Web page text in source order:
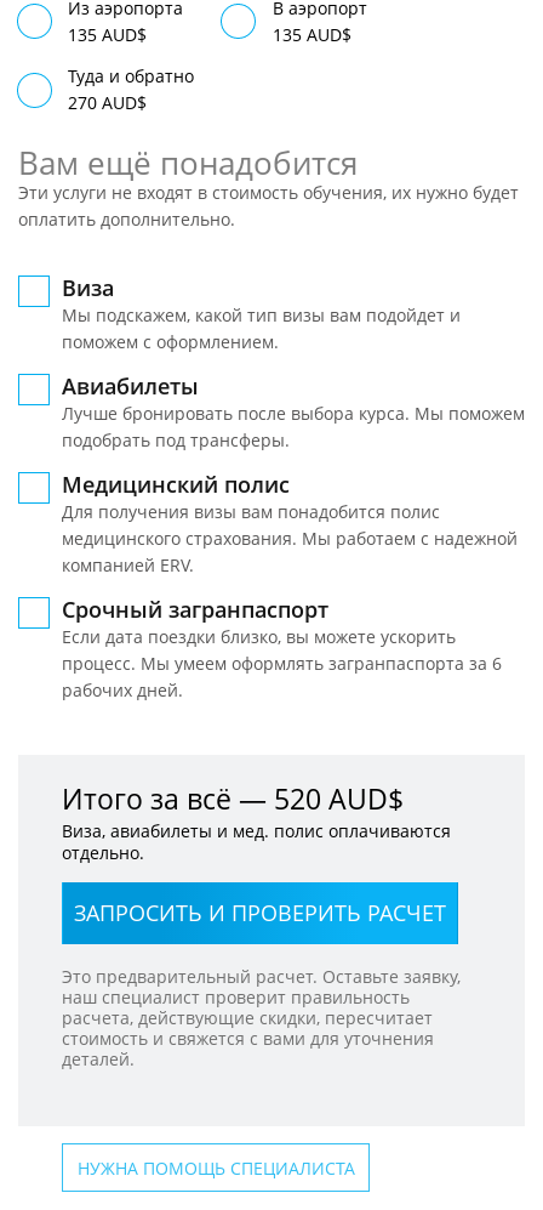
Из аэропорта
135 AUD$
В аэропорт
135 AUD$
Туда и обратно
270 AUD$
Вам ещё понадобится
Эти услуги не входят в стоимость обучения, их нужно будет
оплатить дополнительно.
Виза
Мы подскажем, какой тип визы вам подойдет и
поможем с оформлением.
Авиабилеты
Лучше бронировать после выбора курса. Мы поможем
подобрать под трансферы.
Медицинский полис
Для получения визы вам понадобится полис
медицинского страхования. Мы работаем с надежной
компанией ERV.
Срочный загранпаспорт
Если дата поездки близко, вы можете ускорить
процесс. Мы умеем оформлять загранпаспорта за 6
рабочих дней.
Итого за всё — 520 AUD$
Виза, авиабилеты и мед. полис оплачиваются
отдельно.
ЗАПРОСИТЬ И ПРОВЕРИТЬ РАСЧЕТ
Это предварительный расчет. Оставьте заявку,
наш специалист проверит правильность
расчета, действующие скидки, пересчитает
стоимость и свяжется с вами для уточнения
деталей.
НУЖНА ПОМОЩЬ СПЕЦИАЛИСТА